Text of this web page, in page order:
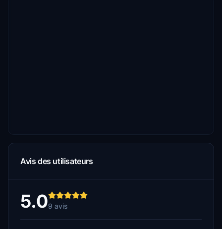
Avis des utilisateurs
5.09 avis